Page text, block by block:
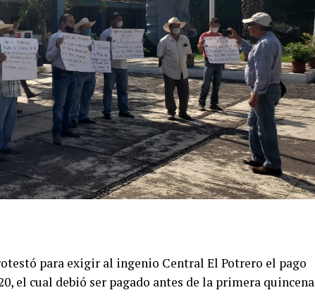
para exigir al ingenio Central El Potrero el pago
el cual debió ser pagado antes de la primera quincena